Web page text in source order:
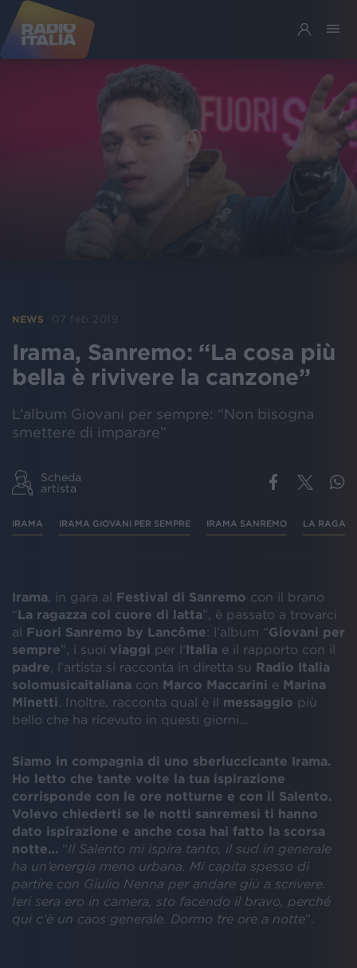
NEWS 07 feb 2019
Irama, Sanremo: “La cosa più
bella è rivivere la canzone”
L’album Giovani per sempre: “Non bisogna
smettere di imparare”
Scheda
artista
IRAMA IRAMA GIOVANI PER SEMPRE IRAMA SANREMO LA
Irama , in gara al Festival di Sanremo con il brano
“La ragazza col cuore di latta”, è passato a trovarci
al Fuori Sanremo by Lancôme: l’album “Giovani per
sempre”, i suoi viaggi per l’Italia e il rapporto con il
padre , l’artista si racconta in diretta su Radio Italia
solomusicaitaliana con Marco Maccarini e Marina
Minetti . Inoltre, racconta qual è il messaggio più
bello che ha ricevuto in questi giorni…
Siamo in compagnia di uno sberluccicante Irama.
Ho letto che tante volte la tua ispirazione
corrisponde con le ore notturne e con il Salento.
Volevo chiederti se le notti sanremesi ti hanno
dato ispirazione e anche cosa hai fatto la scorsa
notte… “Il Salento mi ispira tanto, il sud in generale
ha un’energia meno urbana. Mi capita spesso di
partire con Giulio Nenna per andare giù a scrivere.
Ieri sera ero in camera, sto facendo il bravo, perché
qui c’è un caos generale. Dormo tre ore a notte”.